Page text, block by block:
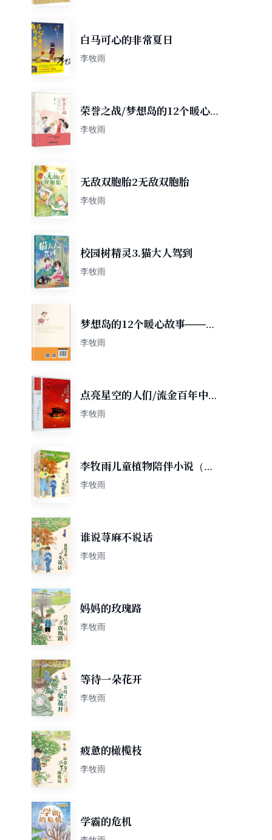
白马可心的非常夏日
李牧雨
荣誉之战/梦想岛的12个暖心
故事社会主义核心价值观原创
李牧雨
无敌双胞胎2无敌双胞胎
李牧雨
校园树精灵3.猫大人驾到
李牧雨
梦想岛的12个暖心故事——拯
救梦想岛
李牧雨
点亮星空的人们/流金百年中国
儿童文学必读
李牧雨
李牧雨儿童植物陪伴小说（共
四册）
李牧雨
谁说荨麻不说话
李牧雨
妈妈的玫瑰路
李牧雨
等待一朵花开
李牧雨
疲惫的橄榄枝
李牧雨
学霸的危机